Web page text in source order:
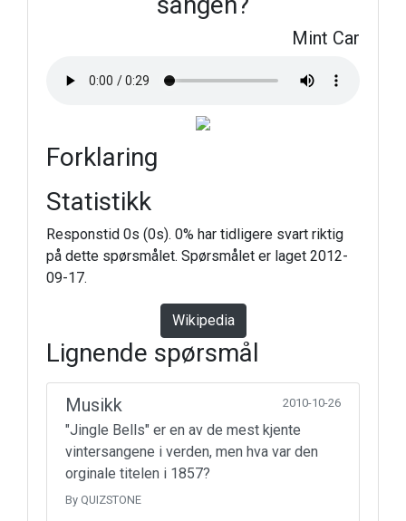
Mint Car
Forklaring
Statistikk
Responstid 0s (0s). 0% har tidligere svart riktig
på dette spørsmålet. Spørsmålet er laget 2012-
09-17.
Wikipedia
Lignende spørsmål
Musikk 2010-10-26
"Jingle Bells" er en av de mest kjente
vintersangene i verden, men hva var den
orginale titelen i 1857?
By QUIZSTONE